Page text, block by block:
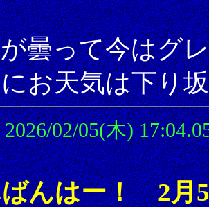
曇って今はグ
お天気は下り
2026/02/05(木)
んはー！ 2月